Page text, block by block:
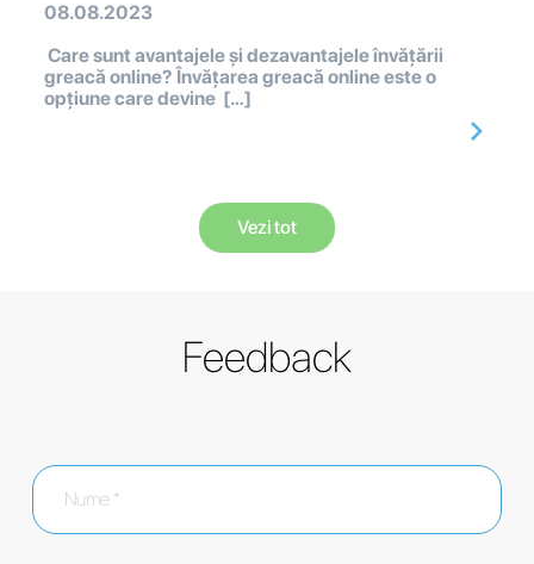
08.08.2023
Care sunt avantajele și dezavantajele învățării
greacă online? Învățarea greacă online este o
opțiune care devine […]
Vezi tot
Feedback